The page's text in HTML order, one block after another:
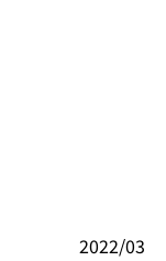
2022/03